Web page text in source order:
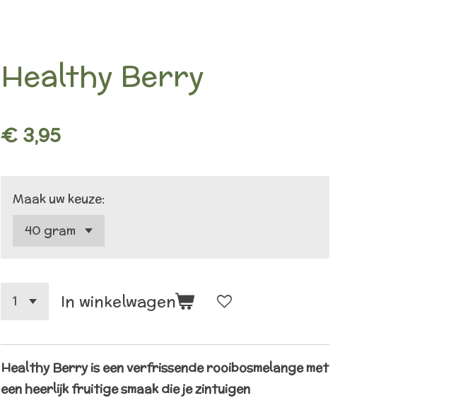
Healthy Berry
€ 3,95
Maak uw keuze:
In winkelwagen
Healthy Berry is een verfrissende rooibosmelange met
een heerlijk fruitige smaak die je zintuigen